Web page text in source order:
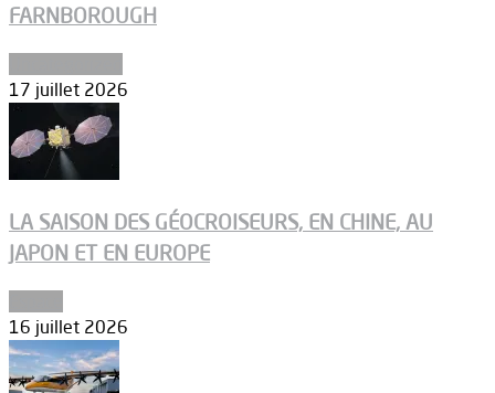
FARNBOROUGH
17 juillet 2026
LA SAISON DES GÉOCROISEURS, EN CHINE, AU
JAPON ET EN EUROPE
16 juillet 2026